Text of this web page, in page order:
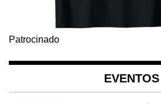
Patrocinado
EVENTOS